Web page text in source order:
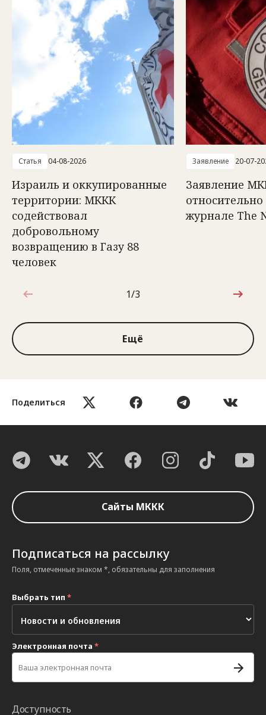
Поделиться
Статья 04-08-2026
Израиль и оккупированные
территории: МККК
содействовал
добровольному
возвращению в Газу 88
человек
Заявление 20-07-
Заявление
относительно
журнале The
1 из 3
1/3
Ещё
Сайты МККК
Подписаться на рассылку
Поля, отмеченные знаком *, обязательны для заполнения
Выбрать тип *
Электронная почта *
Доступность